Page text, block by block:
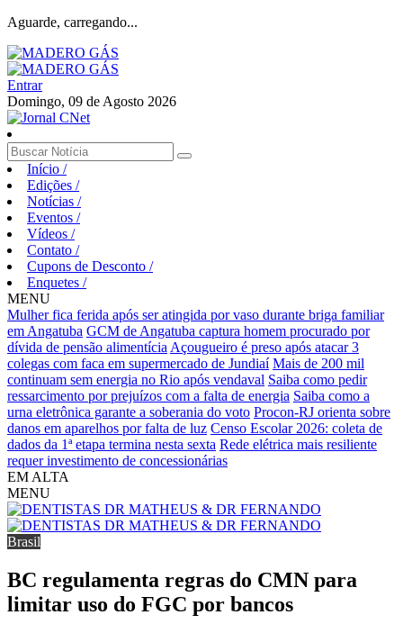
Aguarde, carregando...
Entrar
Domingo, 09 de Agosto 2026
Início /
Edições /
Notícias /
Eventos /
Vídeos /
Contato /
Cupons de Desconto /
Enquetes /
MENU
Mulher fica ferida após ser atingida por vaso durante briga familiar
em Angatuba GCM de Angatuba captura homem procurado por
dívida de pensão alimentícia Açougueiro é preso após atacar 3
colegas com faca em supermercado de Jundiaí Mais de 200 mil
continuam sem energia no Rio após vendaval Saiba como pedir
ressarcimento por prejuízos com a falta de energia Saiba como a
urna eletrônica garante a soberania do voto Procon-RJ orienta sobre
danos em aparelhos por falta de luz Censo Escolar 2026: coleta de
dados da 1ª etapa termina nesta sexta Rede elétrica mais resiliente
requer investimento de concessionárias
EM ALTA
MENU
Brasil
BC regulamenta regras do CMN para
limitar uso do FGC por bancos